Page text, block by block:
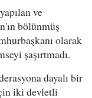
ve
bölünmüş
olarak
şaşırtmadı.
dayalı bir
iki devletli